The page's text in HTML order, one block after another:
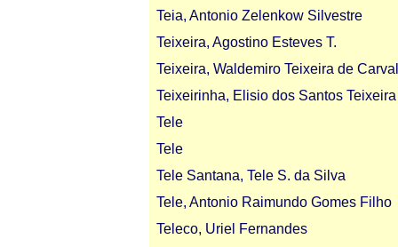
Teia, Antonio Zelenkow Silvestre
Teixeira, Agostino Esteves T.
Teixeira, Waldemiro Teixeira de
Teixeirinha, Elisio dos Santos Teixeira
Tele
Tele
Tele Santana, Tele S. da Silva
Tele, Antonio Raimundo Gomes Filho
Teleco, Uriel Fernandes